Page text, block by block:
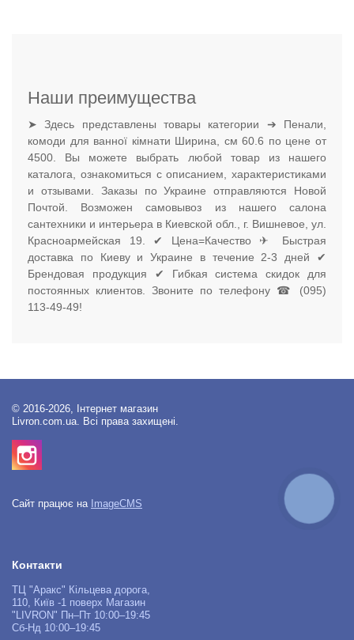
Наши преимущества
➤ Здесь представлены товары категории ➔ Пенали,
комоди для ванної кімнати Ширина, см 60.6 по цене от
4500. Вы можете выбрать любой товар из нашего
каталога, ознакомиться с описанием, характеристиками
и отзывами. Заказы по Украине отправляются Новой
Почтой. Возможен самовывоз из нашего салона
сантехники и интерьера в Киевской обл., г. Вишневое, ул.
Красноармейская 19. ✔ Цена=Качество ✈ Быстрая
доставка по Киеву и Украине в течение 2-3 дней ✔
Брендовая продукция ✔ Гибкая система скидок для
постоянных клиентов. Звоните по телефону ☎ (095)
113-49-49!
© 2016-2026, Інтернет магазин
Livron.com.ua. Всі права захищені.
Сайт працює на ImageCMS
Контакти
ТЦ "Аракс" Кільцева дорога,
110, Київ -1 поверх Магазин
"LIVRON" Пн–Пт 10:00–19:45
Сб-Нд 10:00–19:45